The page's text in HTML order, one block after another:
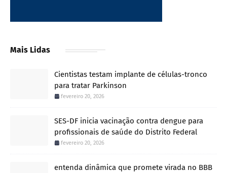
Mais Lidas
Cientistas testam implante de células-tronco
para tratar Parkinson
fevereiro 20, 2026
SES-DF inicia vacinação contra dengue para
profissionais de saúde do Distrito Federal
fevereiro 20, 2026
entenda dinâmica que promete virada no BBB